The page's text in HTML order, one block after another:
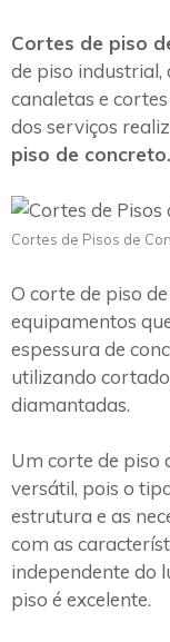
Cortes de piso
de piso
canaletas e
dos serviços
piso de concreto.
Cortes de Pisos de
O corte de piso
equipamentos
espessura de
utilizando
diamantadas.
Um corte de piso
versátil, pois o
estrutura e as
com as
independente do
piso é excelente.